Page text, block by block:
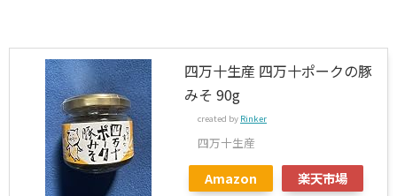
四万十生産 四万十ポークの豚
みそ 90g
created by Rinker
四万十生産
Amazon 楽天市場